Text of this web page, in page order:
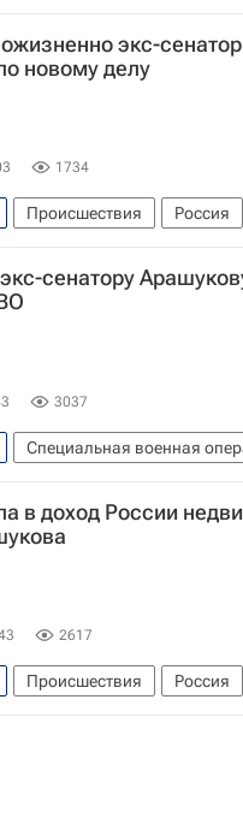
экс-
новому делу
1734
Происшествия Россия
комитет России
сенатору
3037
Специальная военная
Россия Газпром
в доход России
2617
Происшествия Россия
судебных приставов